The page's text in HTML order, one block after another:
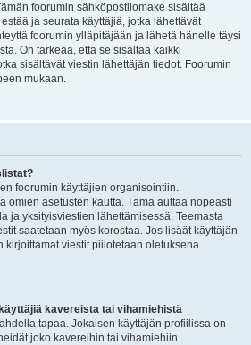
foorumin sähköpostilomake sisältää
ja seurata käyttäjiä, jotka lähettävät
foorumin ylläpitäjään ja lähetä hänelle täysi
On tärkeää, että se sisältää kaikki
sisältävät viestin lähettäjän tiedot. Foorumin
mukaan.
foorumin käyttäjien organisointiin.
omien asetusten kautta. Tämä auttaa nopeasti
ja yksityisviestien lähettämisessä. Teemasta
saatetaan myös korostaa. Jos lisäät käyttäjän
kirjoittamat viestit piilotetaan oletuksena.
kavereista tai vihamiehistä
tapaa. Jokaisen käyttäjän profiilissa on
joko kavereihin tai vihamiehiin.